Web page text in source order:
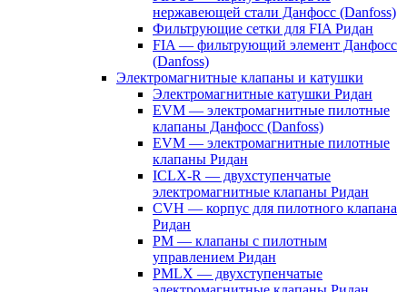
нержавеющей стали Данфосс (Danfoss)
Фильтрующие сетки для FIA Ридан
FIA — фильтрующий элемент Данфосс
(Danfoss)
Электромагнитные клапаны и катушки
Электромагнитные катушки Ридан
EVM — электромагнитные пилотные
клапаны Данфосс (Danfoss)
EVM — электромагнитные пилотные
клапаны Ридан
ICLX-R — двухступенчатые
электромагнитные клапаны Ридан
CVH — корпус для пилотного клапана
Ридан
PM — клапаны с пилотным
управлением Ридан
PMLX — двухступенчатые